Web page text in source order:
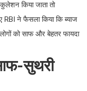
किया जाता तो
ने फैसला किया कि ब्याज
को साफ और बेहतर फायदा
सुथरी